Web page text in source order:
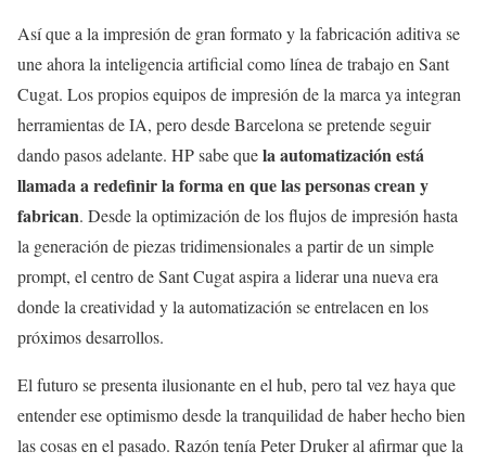
Así que a la impresión de gran formato y la fabricación aditiva se
une ahora la inteligencia artificial como línea de trabajo en Sant
Cugat. Los propios equipos de impresión de la marca ya integran
herramientas de IA, pero desde Barcelona se pretende seguir
dando pasos adelante. HP sabe quela automatización está
llamada a redefinir la forma en que las personas crean y
fabrican. Desde la optimización de los flujos de impresión hasta
la generación de piezas tridimensionales a partir de un simple
prompt, el centro de Sant Cugat aspira a liderar una nueva era
donde la creatividad y la automatización se entrelacen en los
próximos desarrollos.
El futuro se presenta ilusionante en el hub, pero tal vez haya que
entender ese optimismo desde la tranquilidad de haber hecho bien
las cosas en el pasado. Razón tenía Peter Druker al afirmar que la